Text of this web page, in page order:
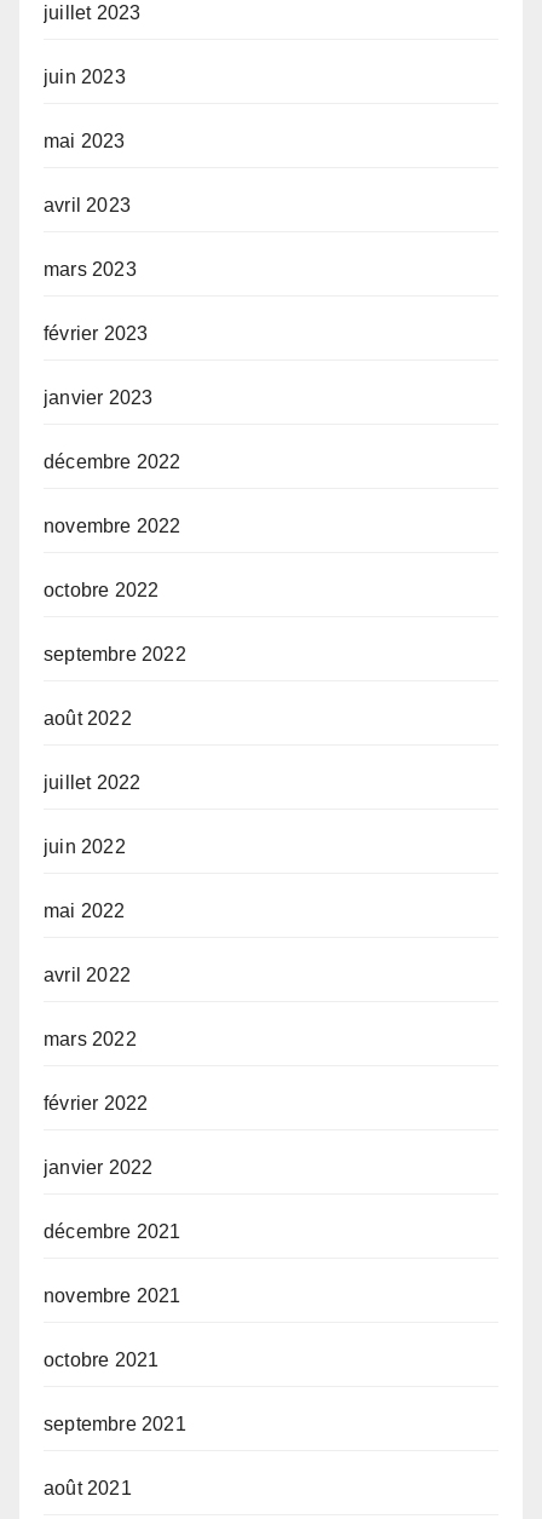
juillet 2023
juin 2023
mai 2023
avril 2023
mars 2023
février 2023
janvier 2023
décembre 2022
novembre 2022
octobre 2022
septembre 2022
août 2022
juillet 2022
juin 2022
mai 2022
avril 2022
mars 2022
février 2022
janvier 2022
décembre 2021
novembre 2021
octobre 2021
septembre 2021
août 2021